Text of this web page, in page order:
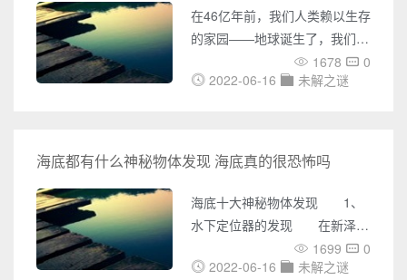
鳗，可是离近了看发现不可能
是，尤其是看它的嘴。我们戳了
戳它，还把它翻面查看，但是都
看不出这到底是什么。”因此他
在46亿年前，我们人类赖以生存
的家园――地球诞生了，我们都
知道地表存在着生命，那么其他
不知道的地方是否也存在生命
认为地球是实心存在的，早前有
英国的天文学家提出大胆假设，
说地球某些内部是空心的，在地
球表面有一条连接地心的神秘隧
道~那究竟地球隧道通向何处呢?
接下来大家就和小编一起来了解
1678
0
2022-06-16
未解之谜
海底都有什么神秘物体发现 海底真的很恐怖吗
海底十大神秘物体发现 1、
水下定位器的发现 在新泽西
海岸外，考古学家在90英尺的水
下发现了两辆罕见的机车。它们
1699
0
2022-06-16
未解之谜